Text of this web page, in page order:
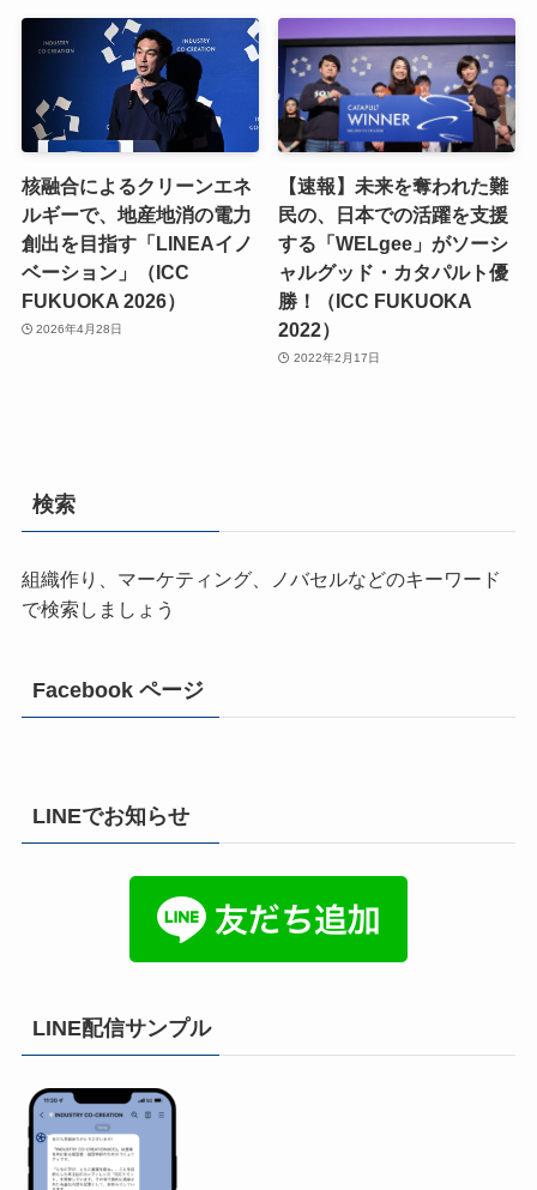
核融合によるクリーンエネ
ルギーで、地産地消の電力
創出を目指す「LINEAイノ
ベーション」（ICC
FUKUOKA 2026）
2026年4月28日
【速報】未来を奪われた難
民の、日本での活躍を支援
する「WELgee」がソーシ
ャルグッド・カタパルト優
勝！（ICC FUKUOKA
2022）
2022年2月17日
検索
組織作り、マーケティング、ノバセルなどのキーワード
で検索しましょう
Facebook ページ
LINEでお知らせ
LINE配信サンプル